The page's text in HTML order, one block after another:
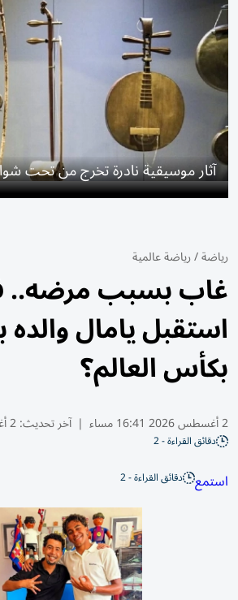
آثار موسيقية نادرة تخرج من تحت
رياضة/رياضة عالمية
غاب بسبب مرضه..
استقبل يامال والده
بكأس العالم؟
2 أغسطس 2026 16:41 مساء | آخر تحديث:2 أغسطس 16:51 2026
دقائق القراءة - 2
استمع دقائق القراءة - 2